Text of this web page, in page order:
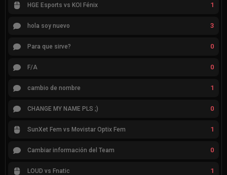
HGE Esports vs KOI Fénix 1
hola soy nuevo 3
Para que sirve? 0
F/A 0
cambio de nombre 1
CHANGE MY NAME PLS ;) 0
SunXet Fem vs Movistar Optix Fem 1
Cambiar información del Team 0
LOUD vs Fnatic 1